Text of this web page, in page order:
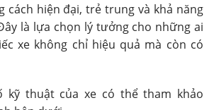
cách hiện đại, trẻ trung và khả năng
là lựa chọn lý tưởng cho những ai
xe không chỉ hiệu quả mà còn có
kỹ thuật của xe có thể tham khảo